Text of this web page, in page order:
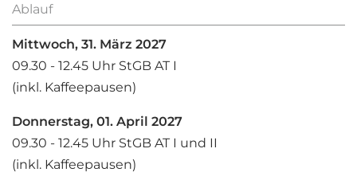
Ablauf
Mittwoch, 31. März 2027
09.30 - 12.45 Uhr StGB AT I
(inkl. Kaffeepausen)
Donnerstag, 01. April​ 2027
09.30 - 12.45 Uhr StGB AT I und II
(inkl. Kaffeepausen)